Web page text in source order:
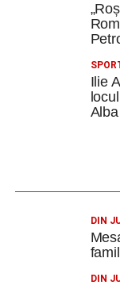
Ilie
DIN
DIN